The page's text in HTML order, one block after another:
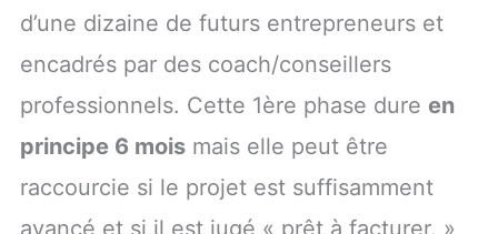
d’une dizaine de futurs entrepreneurs et
encadrés par des coach/conseillers
professionnels. Cette 1ère phase dure en
principe 6 moismais elle peut être
raccourcie si le projet est suffisamment